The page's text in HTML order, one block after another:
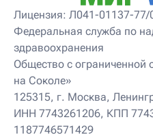
Детский нейропсихолог
Детский нутрициолог
Детский ортопед
Детский остеопат
Детский отоневролог
Детский подиатр
Детский психолог
Детский психотерапевт
Детский реабилитолог
Лицензия: Л041-01137-77/
Федеральная служба по
здравоохранения
Общество с ограниченной
на Соколе»
125315, г. Москва,
ИНН 7743261206, КПП
1187746571429